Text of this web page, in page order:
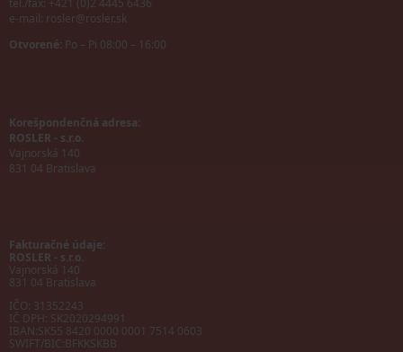
tel./fax: +421 (0)2 4445 6436
e-mail: rosler@rosler.sk
Otvorené: Po – Pi 08:00 – 16:00
Korešpondenčná adresa:
ROSLER - s.r.o.
Vajnorská 140
831 04 Bratislava
Fakturačné údaje:
ROSLER - s.r.o.
Vajnorská 140
831 04 Bratislava
IČO: 31352243
IČ DPH: SK2020294991
IBAN:SK55 8420 0000 0001 7514 0603
SWIFT/BIC:BFKKSKBB